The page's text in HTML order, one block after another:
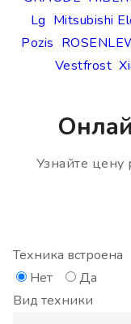
Lg Mitsubishi
Pozis
Vestfrost
Узнайте цену
Техника встроена
Нет
Да
Вид техники